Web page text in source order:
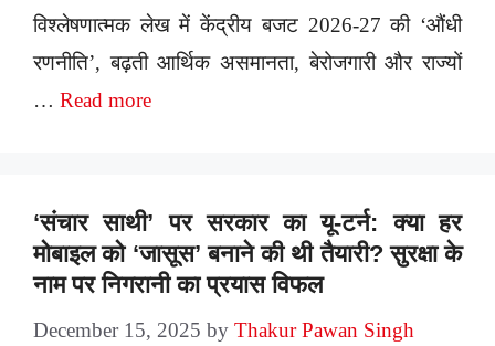
विश्लेषणात्मक लेख में केंद्रीय बजट 2026-27 की ‘औंधी
रणनीति’, बढ़ती आर्थिक असमानता, बेरोजगारी और राज्यों
… Read more
‘संचार साथी’ पर सरकार का यू-टर्न: क्या हर
मोबाइल को ‘जासूस’ बनाने की थी तैयारी? सुरक्षा के
नाम पर निगरानी का प्रयास विफल
December 15, 2025 by Thakur Pawan Singh